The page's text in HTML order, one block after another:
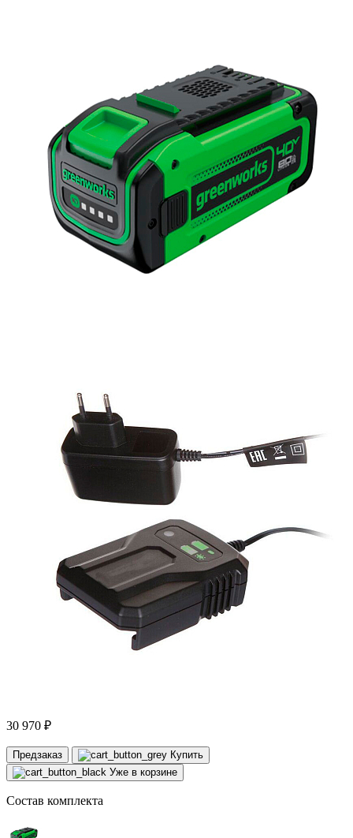
30 970 ₽
Предзаказ
Купить
Уже в корзине
Состав комплекта